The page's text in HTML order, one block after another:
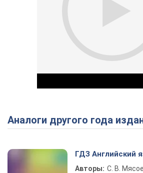
Аналоги другого года
ГДЗ Английский
Авторы: С. В.